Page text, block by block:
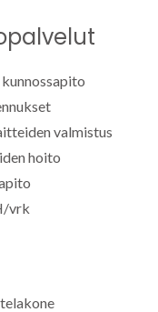
valmistus
hoito
vrk